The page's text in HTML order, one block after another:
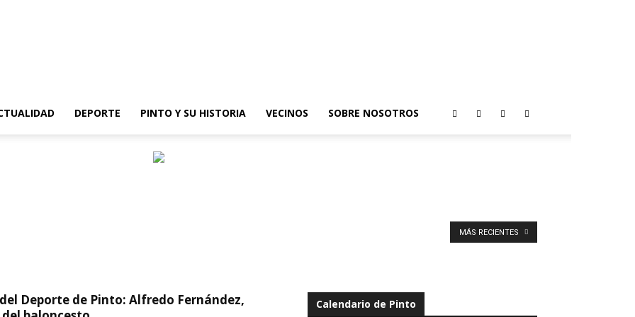
DEPORTE PINTO Y SU HISTORIA VECINOS SOBRE NOSOTROS
MÁS RECIENTES
Deporte de Pinto: Alfredo Fernández,
Calendario de Pinto